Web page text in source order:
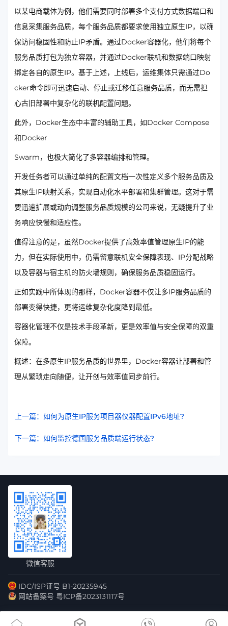
以某电商载体为例，他们需要同时部署多个支付方式数据端口和
信息采集服务品质，每个服务品质都要求使用独立原生IP，以确
保访问稳固性和防止IP矛盾。通过Docker容器化，他们将每个
服务品质打包为独立容器，并通过Docker联机和数据端口映射
绑定各自的原生IP。基于上述，上线后，运维集体只需通过Do
cker命令即可迅速启动、停止或迁移任意服务品质，而无需担
心古旧部署中复杂化的联机配置问题。
此外，Docker生态中丰富的辅助工具，如Docker Compose
和Docker
Swarm，也极大简化了多容器编排和管理。
开发任务者可以通过单纯的配置文档一次性定义多个服务品质及
其原生IP映射关系，实现自动化水平部署和集群管理。这对于需
要迅速扩展或动向调整服务品质规模的公司来说，无疑提升了业
务响应快慢和适应性。
值得注意的是，虽然Docker提供了高效率值管理原生IP的能
力，但在实际使用中，仍需留意联机安全保障表现、IP分配战略
以及容器与宿主机的防火墙规则，确保服务品质稳固运行。
正如实践中所体现的那样，Docker容器不仅让多IP服务品质的
部署变得快捷，更将运维复杂化度降到最低。
容器化管理不仅是技术手段革新，更是效率值与安全保障的双重
保障。
概述：在多原生IP服务品质的世界里，Docker容器让部署和管
理从繁琐走向随便，让开创与效率值同步前行。
上一篇：如何为原生IP服务项目器仪器配置IPv6地址?
下一篇：如何监控德国服务品质端运行状态?
微信客服
IDC/ISP证号 B1-20235945
网站备案号 粤ICP备2023131117号